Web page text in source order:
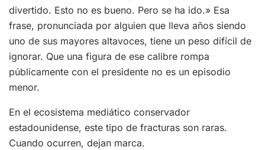
divertido. Esto no es bueno. Pero se ha ido.» Esa
frase, pronunciada por alguien que lleva años siendo
uno de sus mayores altavoces, tiene un peso difícil de
ignorar. Que una figura de ese calibre rompa
públicamente con el presidente no es un episodio
menor.
En el ecosistema mediático conservador
estadounidense, este tipo de fracturas son raras.
Cuando ocurren, dejan marca.